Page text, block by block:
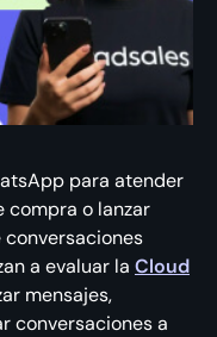
para atender
compra o lanzar
conversaciones
a evaluar la Cloud
mensajes,
conversaciones a